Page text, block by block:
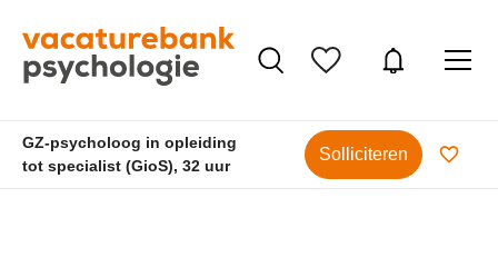
GZ-psycholoog in opleiding
tot specialist (GioS), 32 uur
Solliciteren